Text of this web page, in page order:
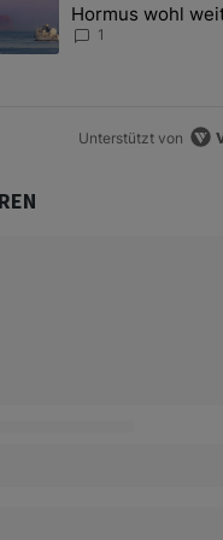
Hormus wohl
massiv gestört
1
Unterstützt von